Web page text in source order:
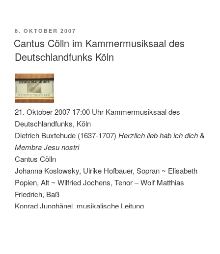
VERÖFFENTLICHT
AM
8. OKTOBER 2007
Cantus Cölln im Kammermusiksaal des
Deutschlandfunks Köln
21. Oktober 2007 17:00 Uhr Kammermusiksaal des
Deutschlandfunks, Köln
Dietrich Buxtehude (1637-1707) Herzlich lieb hab ich dich&
Membra Jesu nostri
Cantus Cölln
Johanna Koslowsky, Ulrike Hofbauer, Sopran ~ Elisabeth
Popien, Alt ~ Wilfried Jochens, Tenor – Wolf Matthias
Friedrich, Baß
Konrad Junghänel, musikalische Leitung